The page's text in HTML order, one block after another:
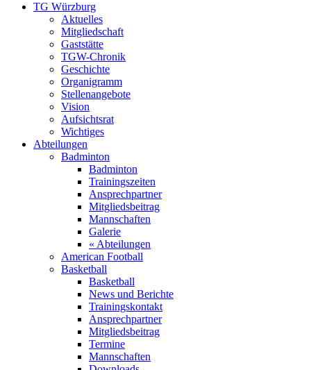
TG Würzburg
Aktuelles
Mitgliedschaft
Gaststätte
TGW-Chronik
Geschichte
Organigramm
Stellenangebote
Vision
Aufsichtsrat
Wichtiges
Abteilungen
Badminton
Badminton
Trainingszeiten
Ansprechpartner
Mitgliedsbeitrag
Mannschaften
Galerie
« Abteilungen
American Football
Basketball
Basketball
News und Berichte
Trainingskontakt
Ansprechpartner
Mitgliedsbeitrag
Termine
Mannschaften